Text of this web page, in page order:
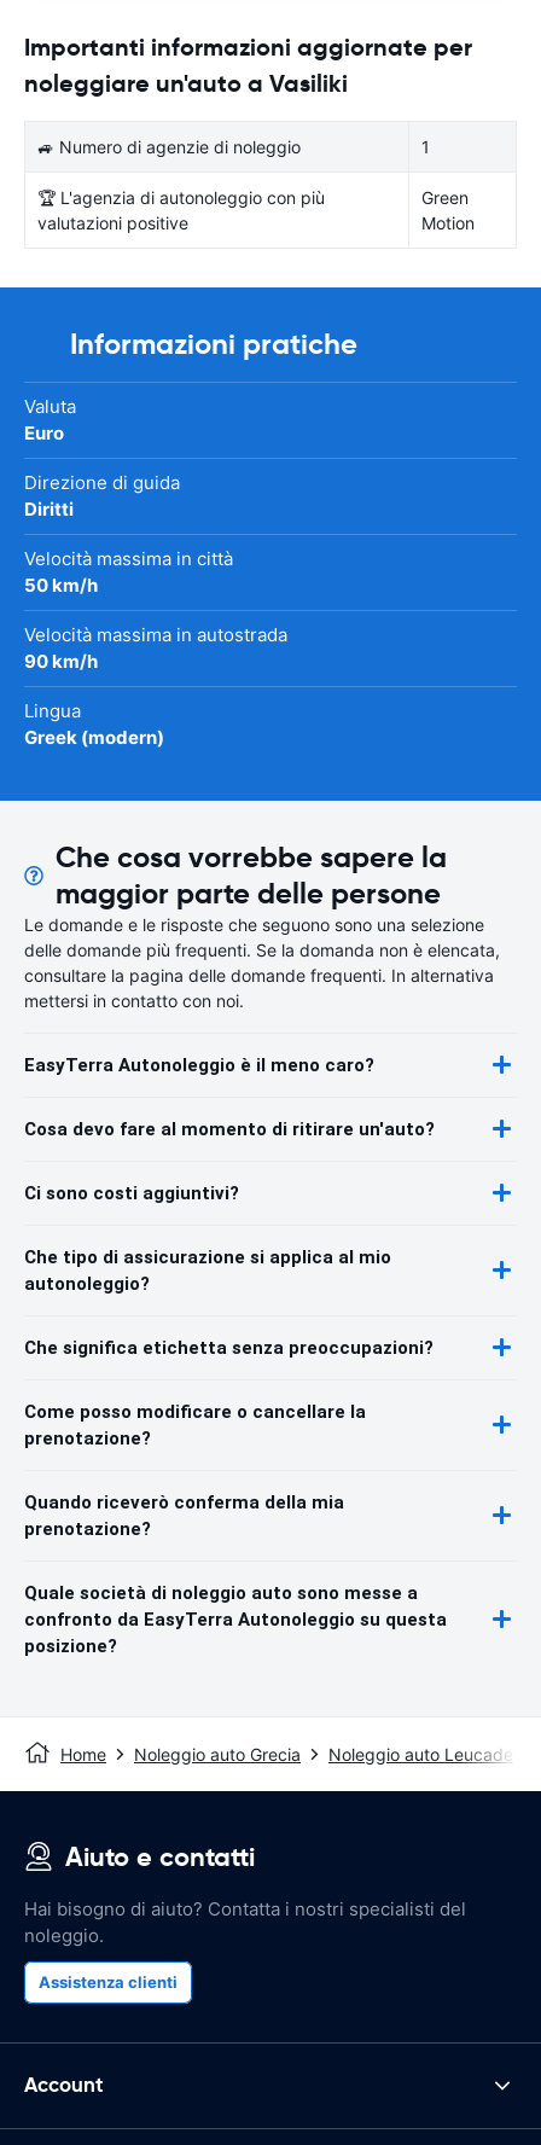
Importanti informazioni aggiornate per
noleggiare un'auto a Vasiliki
🚙 Numero di agenzie di noleggio 1
🏆 L'agenzia di autonoleggio con più
valutazioni positive
Green
Motion
Informazioni pratiche
Valuta
Euro
Direzione di guida
Diritti
Velocità massima in città
50 km/h
Velocità massima in autostrada
90 km/h
Lingua
Greek (modern)
Che cosa vorrebbe sapere la
maggior parte delle persone
Le domande e le risposte che seguono sono una selezione
delle domande più frequenti. Se la domanda non è elencata,
consultare la pagina delle domande frequenti. In alternativa
mettersi in contatto con noi.
EasyTerra Autonoleggio è il meno caro?
Cosa devo fare al momento di ritirare un'auto?
Ci sono costi aggiuntivi?
Che tipo di assicurazione si applica al mio
autonoleggio?
Che significa etichetta senza preoccupazioni?
Come posso modificare o cancellare la
prenotazione?
Quando riceverò conferma della mia
prenotazione?
Quale società di noleggio auto sono messe a
confronto da EasyTerra Autonoleggio su questa
posizione?
Home Noleggio auto Grecia Noleggio auto Leucade
Aiuto e contatti
Hai bisogno di aiuto? Contatta i nostri specialisti del
noleggio.
Assistenza clienti
Account